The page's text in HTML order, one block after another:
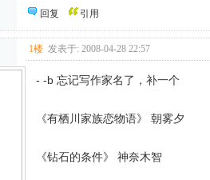
回复 引用
1楼 发表于: 2008-04-28 22:57
- -b 忘记写作家名了，补一个
《有栖川家族恋物语》 朝雾夕
《钻石的条件》 神奈木智